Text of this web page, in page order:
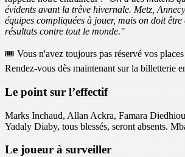
évidents avant la trêve hivernale. Metz,
équipes compliquées à jouer, mais on doit être
résultats contre tout le monde."
🎟️ Vous n'avez toujours pas réservé vos
Rendez-vous dès maintenant sur la billetterie
Le point sur l’effectif
Marks Inchaud, Allan Ackra, Famara
Yadaly Diaby, tous blessés, seront absents.
Le joueur à surveiller